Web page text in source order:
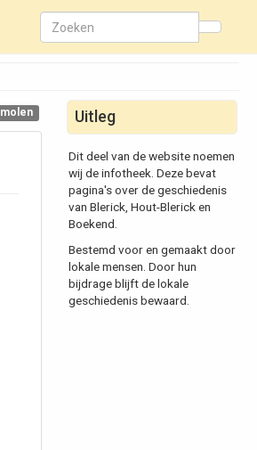
molen Uitleg
Dit deel van de website noemen
wij de infotheek. Deze bevat
pagina's over de geschiedenis
van Blerick, Hout-Blerick en
Boekend.
Bestemd voor en gemaakt door
lokale mensen. Door hun
bijdrage blijft de lokale
geschiedenis bewaard.